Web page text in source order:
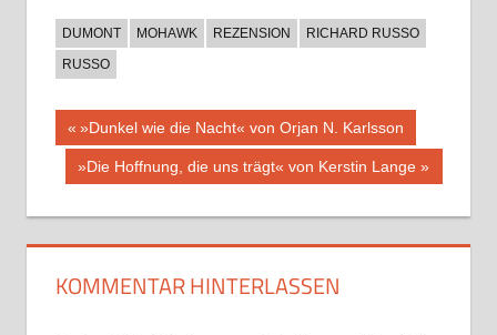
DUMONT MOHAWK REZENSION
RICHARD RUSSO
RUSSO
Beitragsnavigation
Vorheriger
Beitrag:
»Dunkel wie die Nacht« von Orjan N. Karlsson
Nächster
»Die Hoffnung, die uns trägt« von Kerstin Lange
KOMMENTAR HINTERLASSEN